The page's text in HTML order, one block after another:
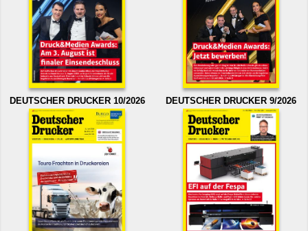
DEUTSCHER DRUCKER 10/2026 DEUTSCHER DRUCKER 9/2026